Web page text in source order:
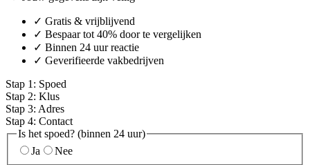
✓ Gratis & vrijblijvend
✓ Bespaar tot 40% door te vergelijken
✓ Binnen 24 uur reactie
✓ Geverifieerde vakbedrijven
Stap 1 : Spoed
Stap 2: Klus
Stap 3: Adres
Stap 4: Contact
Is het spoed? (binnen 24 uur)
Ja
Nee